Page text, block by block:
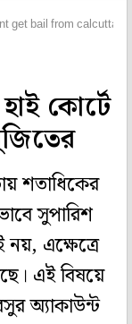
get bail from calcutta hc
কোর্টে
শতাধিকের
সুপারিশ
নয়, এক্ষেত্রে
এই বিষয়ে
অ্যাকাউন্ট